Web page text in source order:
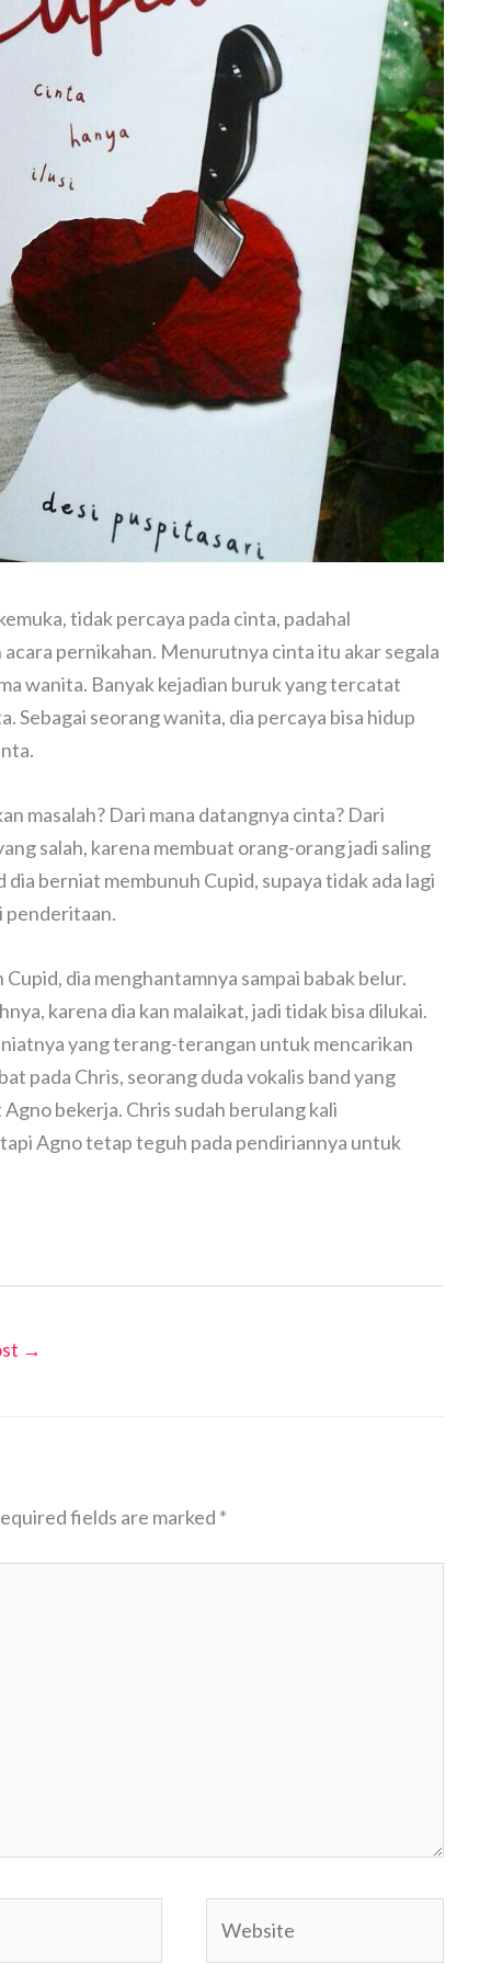
tidak percaya pada cinta, padahal
pernikahan. Menurutnya cinta itu akar segala
wanita. Banyak kejadian buruk yang tercatat
Sebagai seorang wanita, dia percaya bisa hidup
masalah? Dari mana datangnya cinta? Dari
salah, karena membuat orang-orang jadi saling
berniat membunuh Cupid, supaya tidak ada lagi
penderitaan.
dia menghantamnya sampai babak belur.
karena dia kan malaikat, jadi tidak bisa dilukai.
yang terang-terangan untuk mencarikan
pada Chris, seorang duda vokalis band yang
bekerja. Chris sudah berulang kali
Agno tetap teguh pada pendiriannya untuk
→
fields are marked *